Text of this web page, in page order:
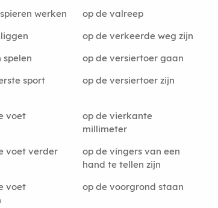
werken
op de valreep
op de verkeerde weg zijn
spelen
op de versiertoer gaan
sport
op de versiertoer zijn
voet
op de vierkante
millimeter
voet verder
op de vingers van een
hand te tellen zijn
voet
op de voorgrond staan